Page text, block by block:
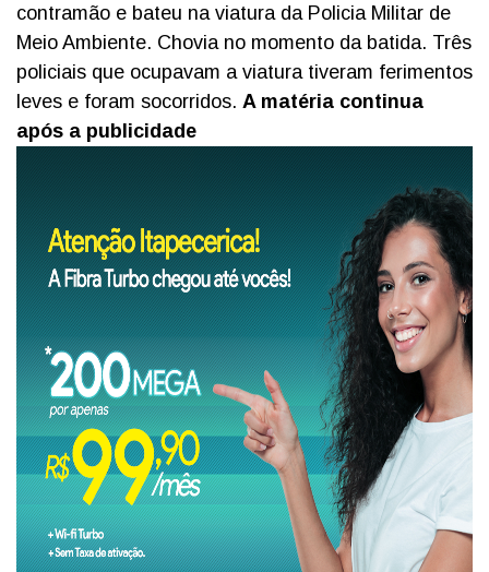
contramão e bateu na viatura da Policia Militar de
Meio Ambiente. Chovia no momento da batida. Três
policiais que ocupavam a viatura tiveram ferimentos
leves e foram socorridos. A matéria continua
após a publicidade